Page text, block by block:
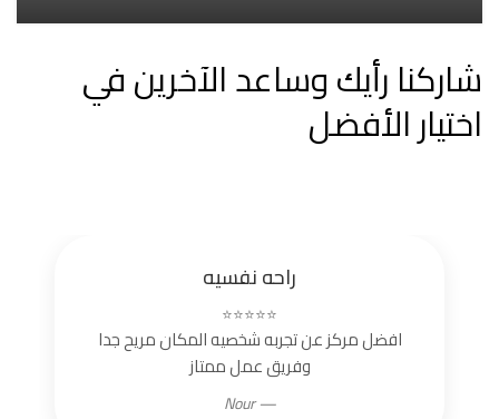
شاركنا رأيك وساعد الآخرين في
اختيار الأفضل
راحه نفسيه
⭐⭐⭐⭐⭐
افضل مركز عن تجربه شخصيه المكان مريح جدا
وفريق عمل ممتاز
— Nour